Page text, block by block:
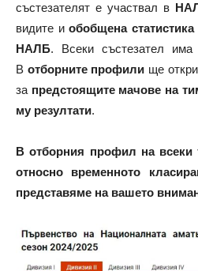
състезателят е участвал в
видите иобобщена
НАЛБ. Всеки състезател
В отборните профили ще
за предстоящите мачове на
му резултати.
В отборния профил на
относно временното
представяме на вашето